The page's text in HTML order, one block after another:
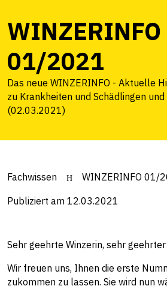
WINZERINFO
01/2021
Das neue WINZERINFO - Aktuelle
zu Krankheiten und Schädlingen
(02.03.2021)
Fachwissen WINZERINFO 01/
Publiziert am 12.03.2021
Sehr geehrte Winzerin, sehr
Wir freuen uns, Ihnen die erste
zukommen zu lassen. Sie wird nun